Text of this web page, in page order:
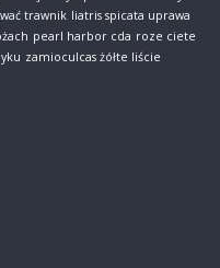
trawnik liatris spicata uprawa
pearl harbor cda roze ciete
zamioculcas żółte liście